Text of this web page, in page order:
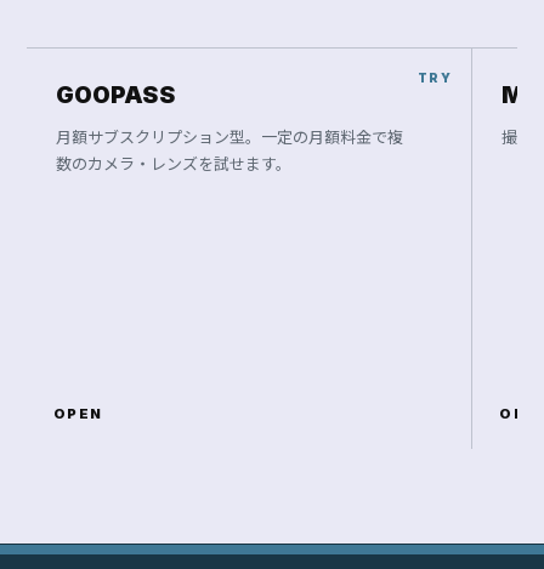
GOOPASS
月額サブスクリプション型。一定の月額料金で複
数のカメラ・レンズを試せます。
OPEN
撮影